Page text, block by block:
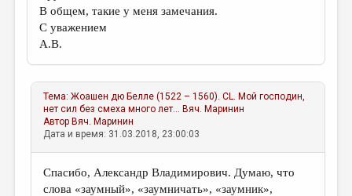
В общем, такие у меня замечания.
С уважением
А.В.
Тема:Жоашен дю Белле (1522 – 1560). СL. Мой господин,
нет сил без смеха много лет... Вяч. Маринин
Автор Вяч. Маринин
Дата и время: 31.03.2018, 23:00:03
Спасибо, Александр Владимирович. Думаю, что
слова «заумный», «заумничать», «заумник»,